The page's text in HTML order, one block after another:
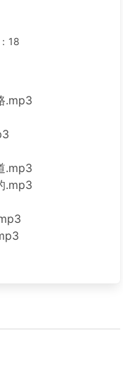
18
.mp3
.mp3
.mp3